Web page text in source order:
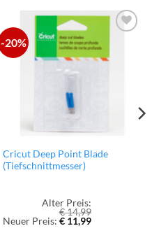
-20%
Wunschliste
hinzufügen
Cricut Deep Point Blade
(Tiefschnittmesser)
Alter Preis:
€14,99
Ursprünglicher
Neuer Preis: €11,99Aktueller